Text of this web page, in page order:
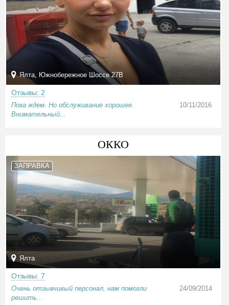
Ялта, Южнобережное Шоссе 27В
Отзывы: 2
Пока ждем. Но обслуживание хорошее.
Внимательный...
10/11/2016
ОККО
ЗАПРАВКА
Ялта
Отзывы: 7
Очень отзывчивый персонал, нам помогли
решить...
24/09/2014